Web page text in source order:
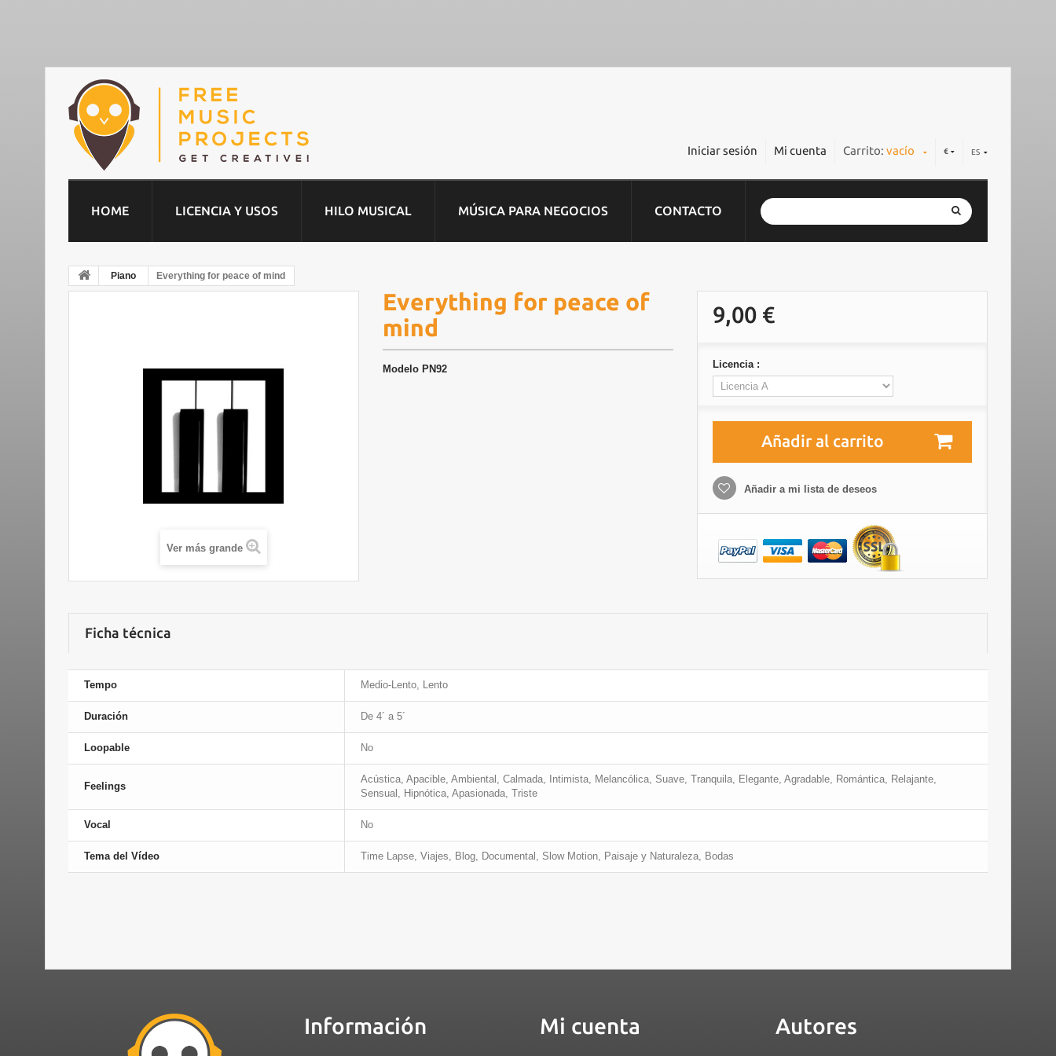
ES
€
Carrito: vacío
Mi cuenta
Iniciar sesión
HOME LICENCIA Y USOS HILO MUSICAL MÚSICA PARA NEGOCIOS CONTACTO
Piano Everything for peace of mind
Ver más grande
Everything for peace of
mind
Modelo PN92
9,00 €
Licencia :
Añadir al carrito
Añadir a mi lista de deseos
Ficha técnica
Tempo Medio-Lento, Lento
Duración De 4´ a 5´
Loopable No
Feelings
Acústica, Apacible, Ambiental, Calmada, Intimista, Melancólica, Suave, Tranquila, Elegante, Agradable, Romántica, Relajante,
Sensual, Hipnótica, Apasionada, Triste
Vocal No
Tema del Vídeo Time Lapse, Viajes, Blog, Documental, Slow Motion, Paisaje y Naturaleza, Bodas
Información Mi cuenta Autores